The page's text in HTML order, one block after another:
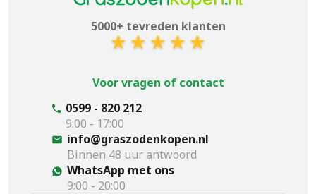
5000+ tevreden klanten
Voor vragen of contact
0599 - 820 212
9:00 - 17:00
info@graszodenkopen.nl
Binnen 48 uur antwoord
WhatsApp met ons
9:00 - 20:00